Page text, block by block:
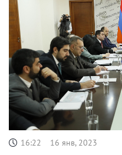
16:22 16 янв, 2023